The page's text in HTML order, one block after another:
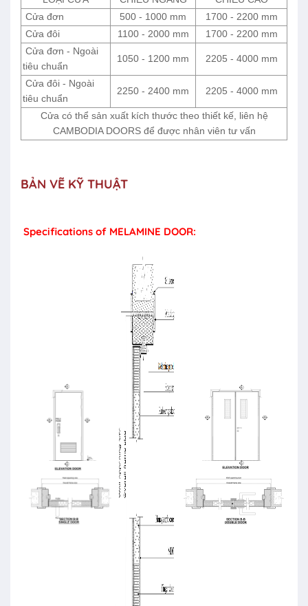
Cửa đơn
500 - 1000 mm
1700 - 2200 mm
Cửa đôi
1100 - 2000 mm
1700 - 2200 mm
Cửa đơn - Ngoài
tiêu chuẩn
1050 - 1200 mm 2205 - 4000 mm
Cửa đôi - Ngoài
tiêu chuẩn
2250 - 2400 mm 2205 - 4000 mm
Cửa có thể sản xuất kích thước theo thiết kế, liên hệ
CAMBODIA DOORS để được nhân viên tư vấn
BẢN VẼ KỸ THUẬT
Specifications of MELAMINE DOOR: